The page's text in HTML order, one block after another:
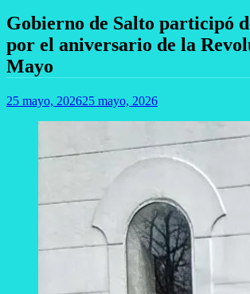
Gobierno de Salto participó
por el aniversario de la
Mayo
25 mayo, 202625 mayo, 2026